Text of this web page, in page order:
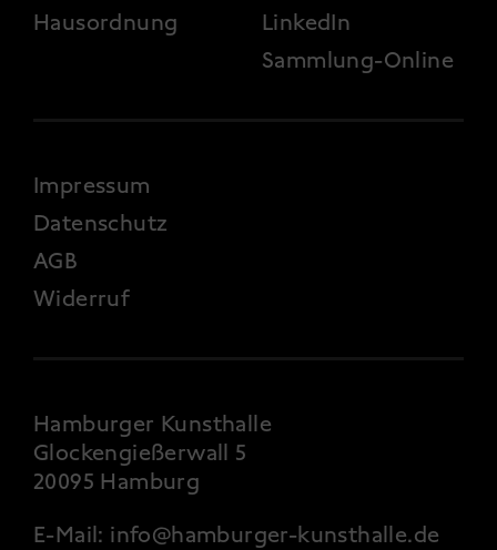
Hausordnung
LinkedIn
Sammlung-Online
FOOTER 4
Impressum
Datenschutz
AGB
Widerruf
Hamburger Kunsthalle
Glockengießerwall 5
20095 Hamburg
E-Mail: info@hamburger-kunsthalle.de